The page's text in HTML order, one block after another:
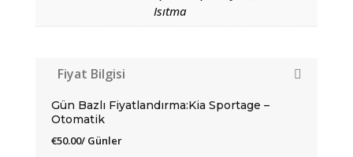
Isıtma
Fiyat Bilgisi
Gün Bazlı Fiyatlandırma:Kia Sportage –
Otomatik
€50.00/ Günler